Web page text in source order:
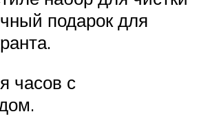
подарок для
часов с